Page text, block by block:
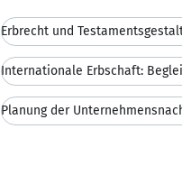
Internationale Erbschaft: